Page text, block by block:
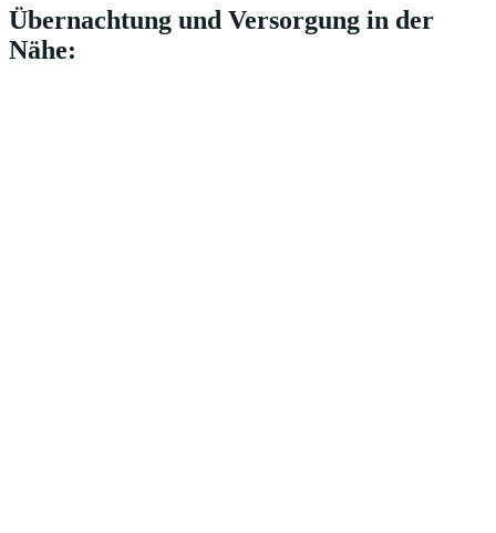
Übernachtung und Versorgung in der
Nähe: